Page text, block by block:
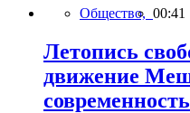
Общество, 00:41
Летопись
движение
современность